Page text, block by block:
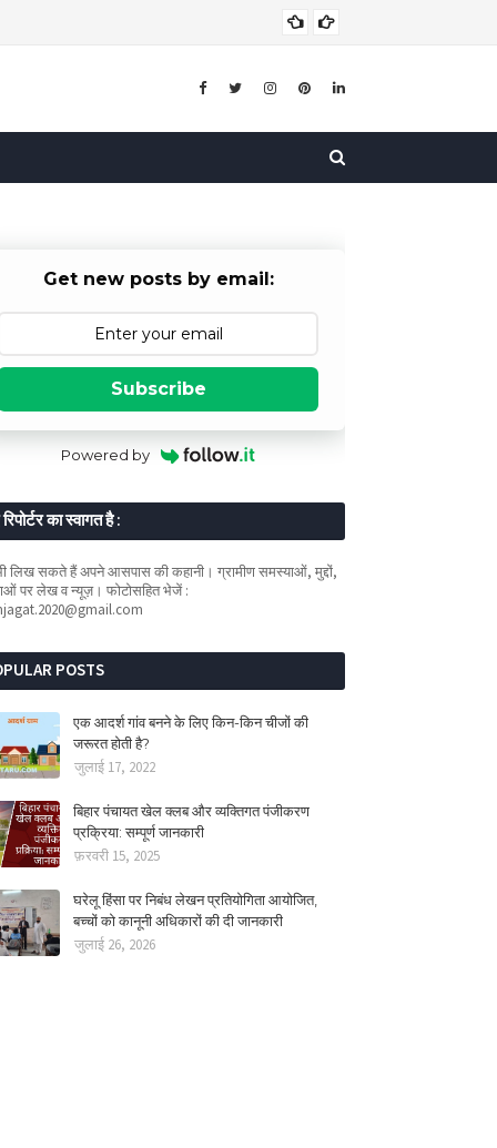
Get new posts by email:
Subscribe
Powered by
का स्वागत है :
लिख सकते हैं अपने आसपास की कहानी। ग्रामीण समस्याओं, मुद्दों,
पर लेख व न्यूज़। फोटोसहित भेजें :
POSTS
एक आदर्श गांव बनने के लिए किन-किन चीजों की
जरूरत होती है?
जुलाई 17, 2022
बिहार पंचायत खेल क्लब और व्यक्तिगत पंजीकरण
प्रक्रिया: सम्पूर्ण जानकारी
फ़रवरी 15, 2025
घरेलू हिंसा पर निबंध लेखन प्रतियोगिता आयोजित,
बच्चों को कानूनी अधिकारों की दी जानकारी
जुलाई 26, 2026